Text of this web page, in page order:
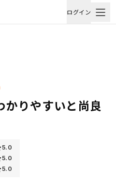
ログイン
りやすいと尚良
5.0
5.0
5.0